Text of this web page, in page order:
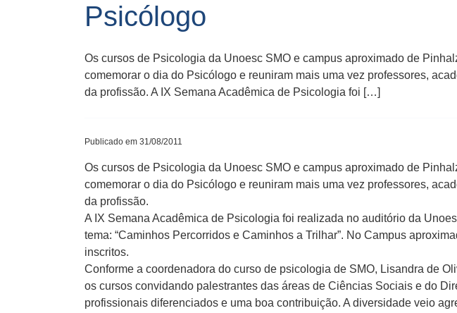
Psicólogo
Os cursos de Psicologia da Unoesc SMO e campus aproximado de
comemorar o dia do Psicólogo e reuniram mais uma vez professores,
da profissão. A IX Semana Acadêmica de Psicologia foi […]
Publicado em 31/08/2011
Os cursos de Psicologia da Unoesc SMO e campus aproximado de
comemorar o dia do Psicólogo e reuniram mais uma vez professores,
da profissão.
A IX Semana Acadêmica de Psicologia foi realizada no auditório da
tema: “Caminhos Percorridos e Caminhos a Trilhar”. No Campus
inscritos.
Conforme a coordenadora do curso de psicologia de SMO, Lisandra de
os cursos convidando palestrantes das áreas de Ciências Sociais e do
profissionais diferenciados e uma boa contribuição. A diversidade veio